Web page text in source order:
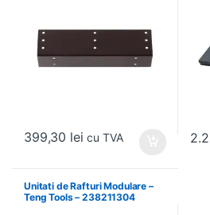
399,30 lei cu TVA
Unitati de Rafturi Modulare –
Teng Tools – 238211304